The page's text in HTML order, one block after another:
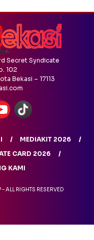
Secret Syndicate
102
Bekasi – 17113
MEDIAKIT 2026
CARD 2026
KAMI
ALL RIGHTS RESERVED